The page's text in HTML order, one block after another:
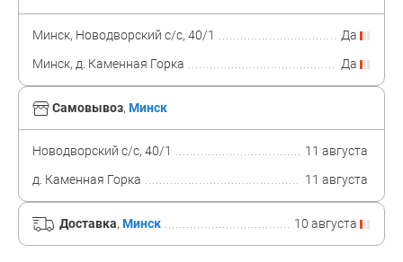
Самовывоз, Минск
Новодворский с/с, 40/1
11 августа
д. Каменная Горка
11 августа
Доставка, Минск 10 августа
Минск, Новодворский с/с, 40/1
Да
Минск, д. Каменная Горка
Да